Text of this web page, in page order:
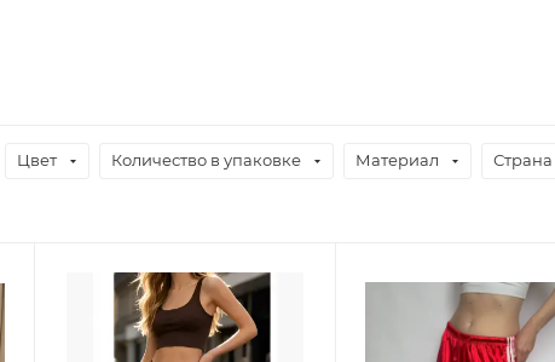
Цвет Количество в упаковке Материал Страна